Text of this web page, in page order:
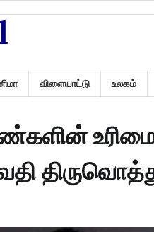
விளையாட்டு உலகம்